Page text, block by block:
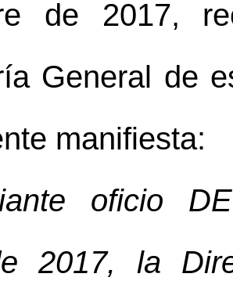
de 2017,
General de
manifiesta:
oficio
2017, la